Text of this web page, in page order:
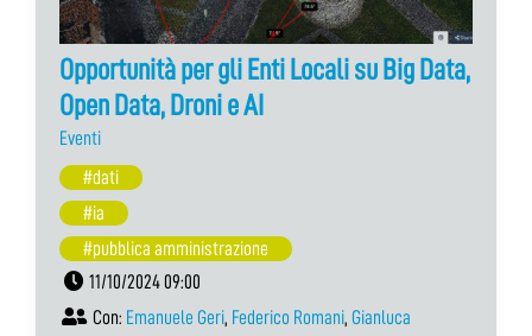
Opportunità per gli Enti Locali su Big Data,
Open Data, Droni e AI
Eventi
#dati
#ia
#pubblica amministrazione
11/10/2024 09:00
Con: Emanuele Geri, Federico Romani, Gianluca